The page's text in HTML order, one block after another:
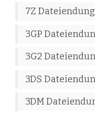
7Z Dateiendung
3GP
3G2
3DS
3DM